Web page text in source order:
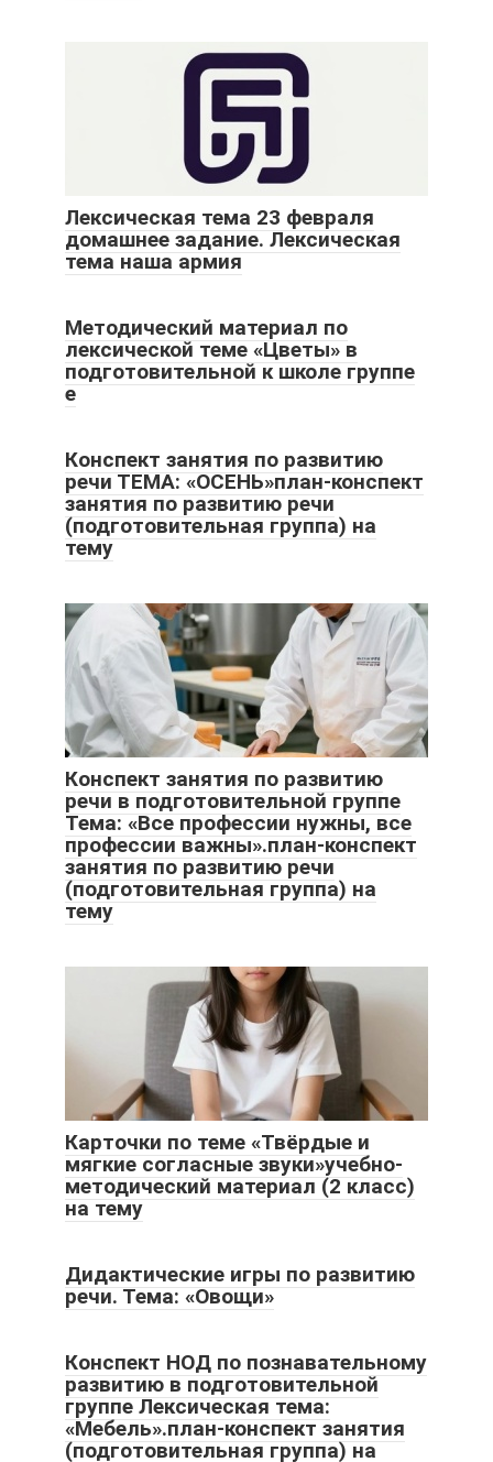
Лексическая тема 23 февраля
домашнее задание. Лексическая
тема наша армия
Методический материал по
лексической теме «Цветы» в
подготовительной к школе группе
е
Конспект занятия по развитию
речи ТЕМА: «ОСЕНЬ»план-конспект
занятия по развитию речи
(подготовительная группа) на
тему
Конспект занятия по развитию
речи в подготовительной группе
Тема: «Все профессии нужны, все
профессии важны».план-конспект
занятия по развитию речи
(подготовительная группа) на
тему
Карточки по теме «Твёрдые и
мягкие согласные звуки»учебно-
методический материал (2 класс)
на тему
Дидактические игры по развитию
речи. Тема: «Овощи»
Конспект НОД по познавательному
развитию в подготовительной
группе Лексическая тема:
«Мебель».план-конспект занятия
(подготовительная группа) на